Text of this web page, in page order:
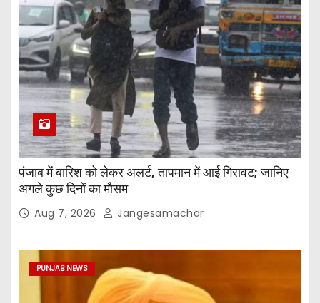
पंजाब में बारिश को लेकर अलर्ट, तापमान में आई गिरावट; जानिए
अगले कुछ दिनों का मौसम
Aug 7, 2026 Jangesamachar
PUNJAB NEWS